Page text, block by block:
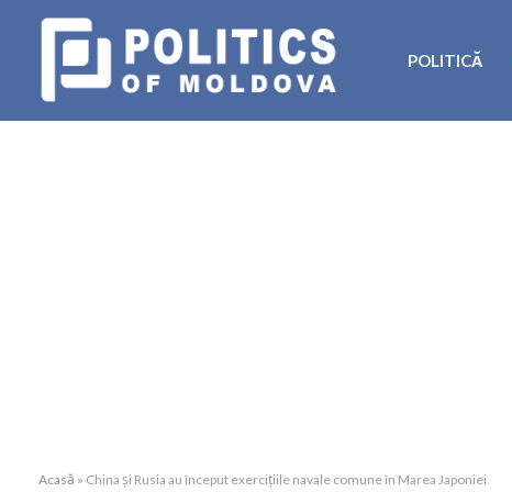
POLITICĂ
Acasă » China și Rusia au început exercițiile navale comune în Marea Japoniei